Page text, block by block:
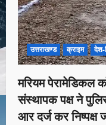
उत्तराखण्ड क्राइम देश-
मरियम पेरामेडिकल
संस्थापक पक्ष ने
आर दर्ज कर निष्पक्ष